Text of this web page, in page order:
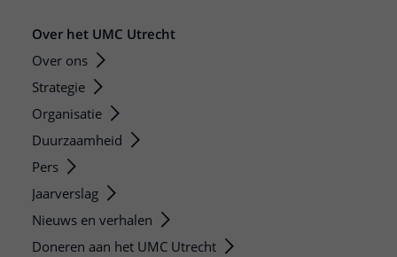
Over het UMC Utrecht
Over ons
Strategie
Organisatie
Duurzaamheid
Pers
Jaarverslag
Nieuws en verhalen
Doneren aan het UMC Utrecht